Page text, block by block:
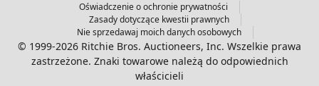
Oświadczenie o ochronie prywatności
Zasady dotyczące kwestii prawnych
Nie sprzedawaj moich danych osobowych
© 1999-2026 Ritchie Bros. Auctioneers, Inc. Wszelkie prawa
zastrzeżone. Znaki towarowe należą do odpowiednich
właścicieli